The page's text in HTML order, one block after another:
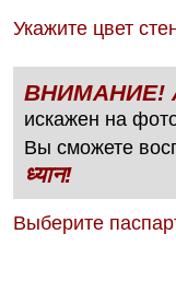
Укажите цвет
искажен на
Вы сможете
ध्यान!
Выберите